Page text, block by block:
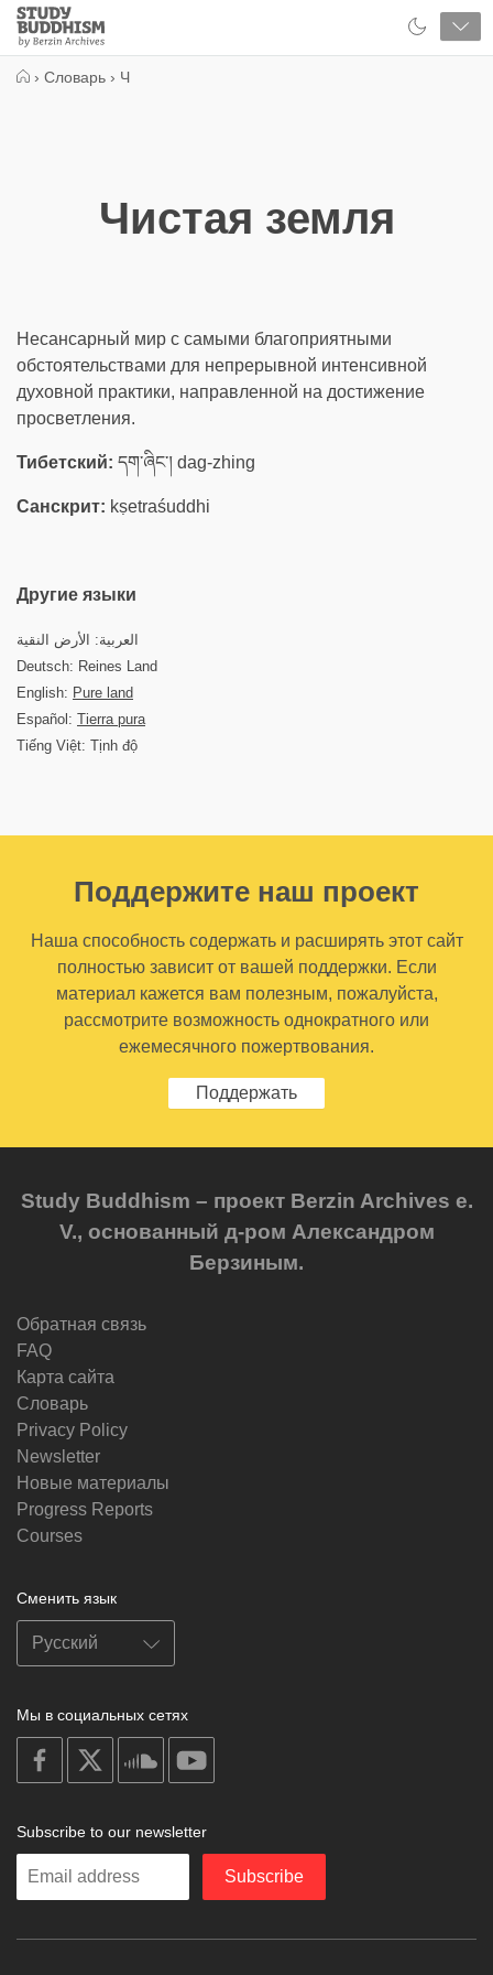
Close
Study
Buddhism
› Словарь › Ч
Чистая земля
Несансарный мир с самыми благоприятными
обстоятельствами для непрерывной интенсивной
духовной практики, направленной на достижение
просветления.
Тибетский: དག་ཞིང་། dag-zhing
Санскрит: kṣetraśuddhi
Другие языки
العربية: الأرض النقية
Deutsch: Reines Land
English: Pure land
Español: Tierra pura
Tiếng Việt: Tịnh độ
Поддержите наш проект
Наша способность содержать и расширять этот сайт
полностью зависит от вашей поддержки. Если
материал кажется вам полезным, пожалуйста,
рассмотрите возможность однократного или
ежемесячного пожертвования.
Поддержать
Study Buddhism – проект Berzin Archives e.
V., основанный д-ром Александром
Берзиным.
Обратная связь
FAQ
Карта сайта
Словарь
Privacy Policy
Newsletter
Новые материалы
Progress Reports
Courses
Сменить язык
Мы в социальных сетях
on
facebook
soundcloud
Subscribe to our newsletter
Enter
Subscribe